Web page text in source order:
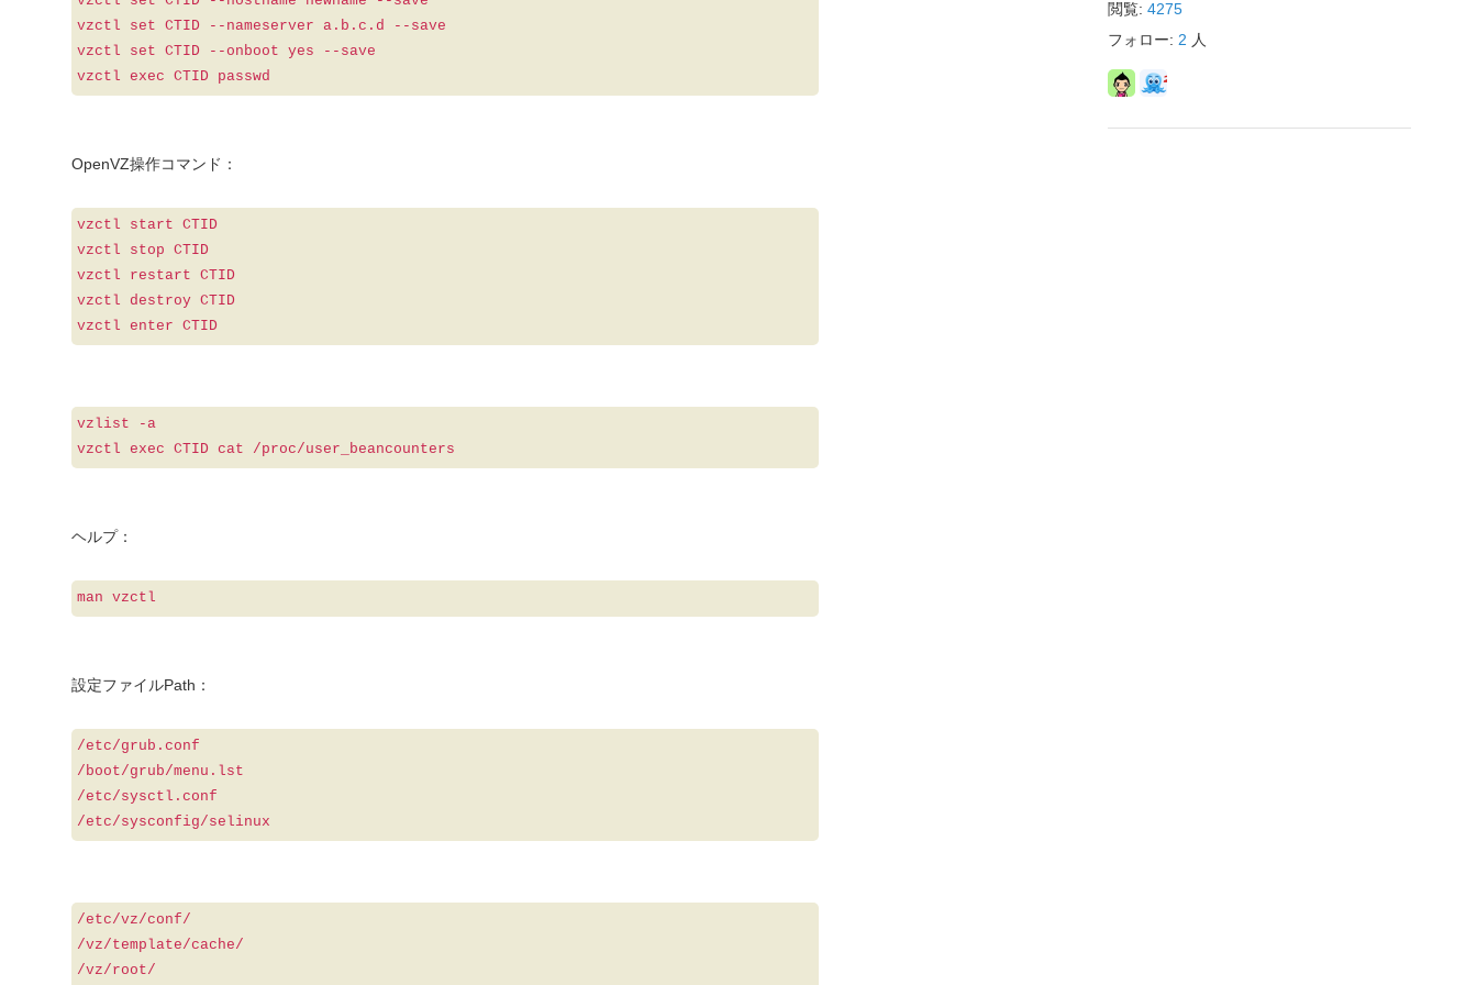
vzctl set CTID --nameserver a.b.c.d --save
vzctl set CTID --onboot yes --save
vzctl exec CTID passwd
OpenVZ操作コマンド：
vzctl start CTID
vzctl stop CTID
vzctl restart CTID
vzctl destroy CTID
vzctl enter CTID
vzlist -a
vzctl exec CTID cat /proc/user_beancounters
ヘルプ：
man vzctl
設定ファイルPath：
/etc/grub.conf
/boot/grub/menu.lst
/etc/sysctl.conf
/etc/sysconfig/selinux
/etc/vz/conf/
/vz/template/cache/
/vz/root/
閲覧: 4275
フォロー: 2 人